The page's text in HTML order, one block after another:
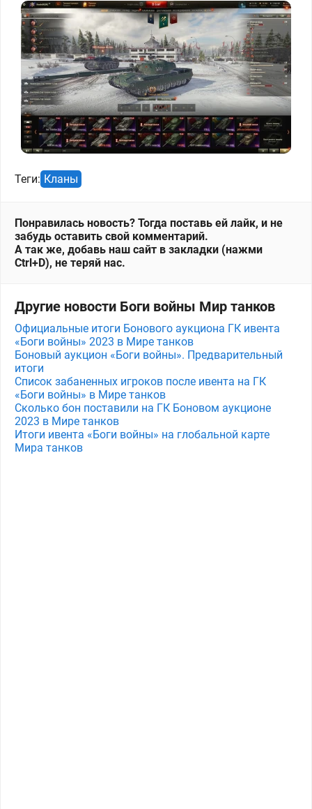
Теги: Кланы
Понравилась новость? Тогда поставь ей лайк, и не
забудь оставить свой комментарий.
А так же, добавь наш сайт в закладки (нажми
Ctrl+D), не теряй нас.
Другие новости Боги войны Мир танков
Официальные итоги Бонового аукциона ГК ивента
«Боги войны» 2023 в Мире танков
Боновый аукцион «Боги войны». Предварительный
итоги
Список забаненных игроков после ивента на ГК
«Боги войны» в Мире танков
Сколько бон поставили на ГК Боновом аукционе
2023 в Мире танков
Итоги ивента «Боги войны» на глобальной карте
Мира танков